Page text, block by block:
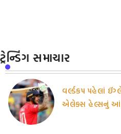
ટ્રેન્ડિંગ સમાચાર
વર્લ્ડકપ પહેલાં
એલેક્સ હેલ્સનું